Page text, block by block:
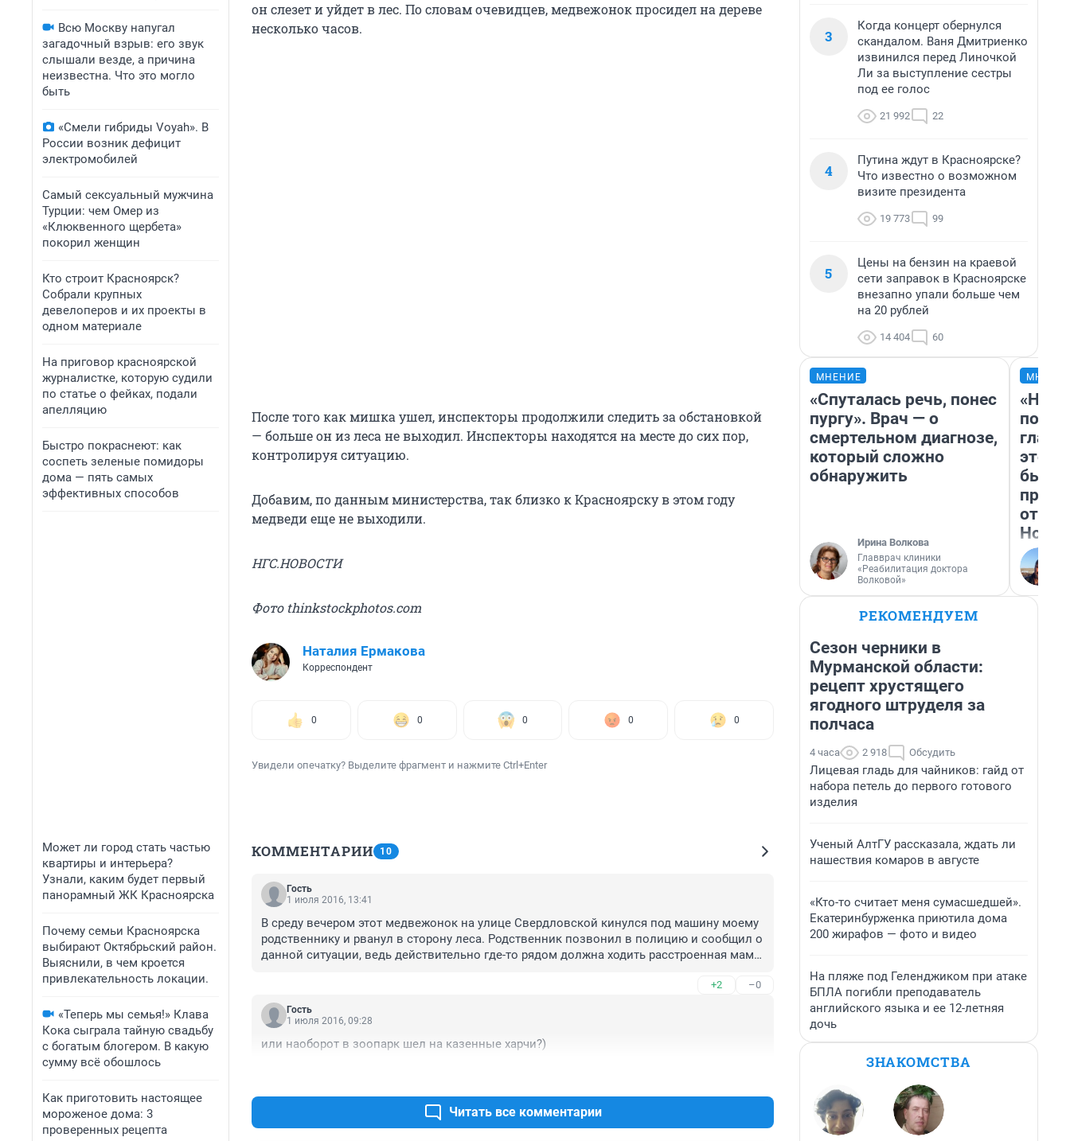
Всю Москву напугал
загадочный взрыв: его звук
слышали везде, а причина
неизвестна. Что это могло
быть
«Смели гибриды Voyah». В
России возник дефицит
электромобилей
Самый сексуальный мужчина
Турции: чем Омер из
«Клюквенного щербета»
покорил женщин
Кто строит Красноярск?
Собрали крупных
девелоперов и их проекты в
одном материале
На приговор красноярской
журналистке, которую судили
по статье о фейках, подали
апелляцию
Быстро покраснеют: как
соспеть зеленые помидоры
дома — пять самых
эффективных способов
Может ли город стать частью
квартиры и интерьера?
Узнали, каким будет первый
панорамный ЖК Красноярска
Почему семьи Красноярска
выбирают Октябрьский район.
Выяснили, в чем кроется
привлекательность локации.
«Теперь мы семья!» Клава
Кока сыграла тайную свадьбу
с богатым блогером. В какую
сумму всё обошлось
Как приготовить настоящее
мороженое дома: 3
проверенных рецепта
он слезет и уйдет в лес. По словам очевидцев, медвежонок просидел на дереве
несколько часов.
После того как мишка ушел, инспекторы продолжили следить за обстановкой
— больше он из леса не выходил. Инспекторы находятся на месте до сих пор,
контролируя ситуацию.
Добавим, по данным министерства, так близко к Красноярску в этом году
медведи еще не выходили.
НГС.НОВОСТИ
Фото thinkstockphotos.com
Наталия Ермакова
Корреспондент
0 0 0 0 0
Увидели опечатку? Выделите фрагмент и нажмите Ctrl+Enter
КОММЕНТАРИИ 10
Гость
1 июля 2016, 13:41
В среду вечером этот медвежонок на улице Свердловской кинулся под машину моему
родственнику и рванул в сторону леса. Родственник позвонил в полицию и сообщил о
данной ситуации, ведь действительно где-то рядом должна ходить расстроенная мама
абсолютно без энтузиазма, правильнее сказать не отреагировала вовсе, раз только в
четверг вечером после других сообщений жителей выехали на место.
+2 –0
Гость
1 июля 2016, 09:28
или наоборот в зоопарк шел на казенные харчи?)
Читать все комментарии
3
Когда концерт обернулся
скандалом. Ваня Дмитриенко
извинился перед Линочкой
Ли за выступление сестры
под ее голос
21 992 22
4
Путина ждут в Красноярске?
Что известно о возможном
визите президента
19 773 99
5
Цены на бензин на краевой
сети заправок в Красноярске
внезапно упали больше чем
на 20 рублей
14 404 60
МНЕНИЕ
«Спуталась речь, понес
пургу». Врач — о
смертельном диагнозе,
который сложно
обнаружить
Ирина Волкова
Главврач клиники
«Реабилитация доктора
Волковой»
этого
бьет
РЕКОМЕНДУЕМ
Сезон черники в
Мурманской области:
рецепт хрустящего
ягодного штруделя за
полчаса
4 часа 2 918 Обсудить
Лицевая гладь для чайников: гайд от
набора петель до первого готового
изделия
Ученый АлтГУ рассказала, ждать ли
нашествия комаров в августе
«Кто-то считает меня сумасшедшей».
Екатеринбурженка приютила дома
200 жирафов — фото и видео
На пляже под Геленджиком при атаке
БПЛА погибли преподаватель
английского языка и ее 12-летняя
дочь
ЗНАКОМСТВА